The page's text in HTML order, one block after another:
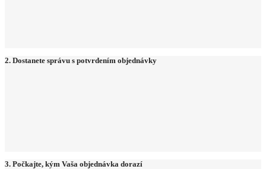
2. Dostanete správu s potvrdením objednávky
3. Počkajte, kým Vaša objednávka dorazí